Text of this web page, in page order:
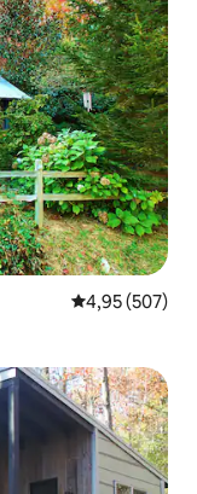
Povprečna
4,95 (507)
»Izbira gostov«